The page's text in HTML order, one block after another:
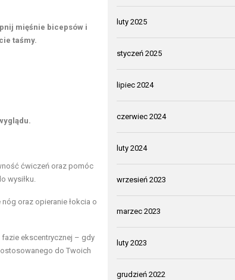
mięśnie bicepsów i
taśmy.
ćwiczeń oraz pomóc
wysiłku.
oraz opieranie łokcia o
ekscentrycznej – gdy
do Twoich
luty 2025
styczeń 2025
lipiec 2024
czerwiec 2024
luty 2024
wrzesień 2023
marzec 2023
luty 2023
grudzień 2022